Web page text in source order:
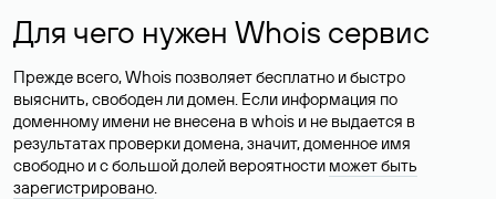
Для чего нужен Whois сервис
Прежде всего, Whois позволяет бесплатно и быстро
выяснить, свободен ли домен. Если информация по
доменному имени не внесена в whois и не выдается в
результатах проверки домена, значит, доменное имя
свободно и с большой долей вероятности может быть
зарегистрировано.